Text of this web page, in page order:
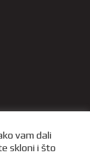
vam dali
skloni i što